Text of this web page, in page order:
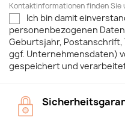
Kontaktinformationen finden Sie
Ich bin damit
personenbezogenen
Geburtsjahr, Postanschrift,
ggf. Unternehmensdaten)
gespeichert und